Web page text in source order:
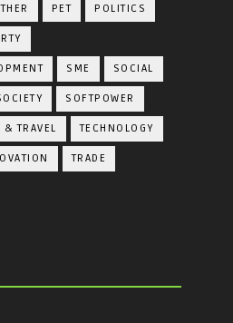
PET POLITICS
SME SOCIAL
SOFTPOWER
& TRAVEL TECHNOLOGY
TRADE